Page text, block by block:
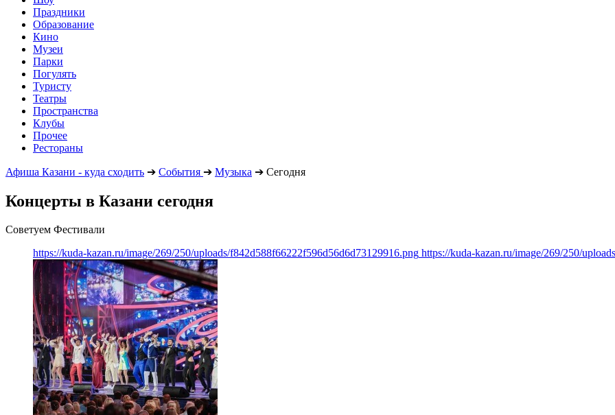
Праздники
Образование
Кино
Музеи
Парки
Погулять
Туристу
Театры
Пространства
Клубы
Прочее
Рестораны
Афиша Казани - куда сходить ➔ События ➔ Музыка ➔ Сегодня
Концерты в Казани сегодня
Советуем Фестивали
https://kuda-kazan.ru/image/269/250/uploads/f842d588f66222f596d56d6d73129916.png https://kuda-kazan.ru/image/269/250/